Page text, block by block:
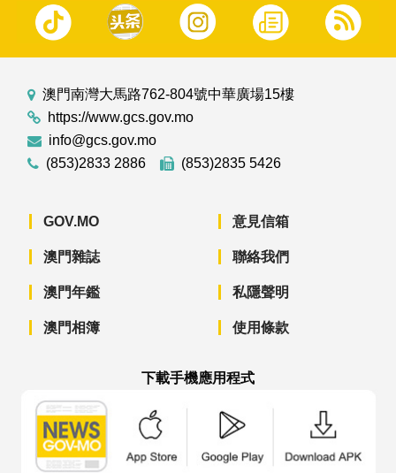
澳門南灣大馬路762-804號中華廣場15樓
https://www.gcs.gov.mo
info@gcs.gov.mo
(853)2833 2886
(853)2835 5426
GOV.MO
澳門雜誌
澳門年鑑
澳門相簿
意見信箱
聯絡我們
私隱聲明
使用條款
下載手機應用程式